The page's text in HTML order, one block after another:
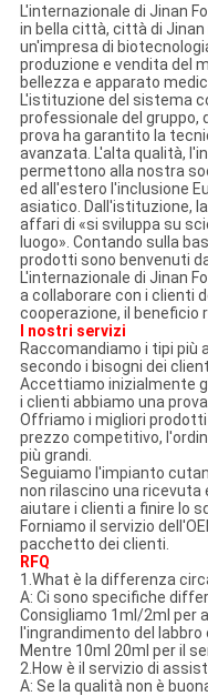
L'internazionale di Jinan
in bella città, città di Jinan
un'impresa di
produzione e vendita del
bellezza e apparato
L'istituzione del sistema
professionale del gruppo,
prova ha garantito la
avanzata. L'alta qualità,
permettono alla nostra
ed all'estero l'inclusione
asiatico. Dall'istituzione,
affari di «si sviluppa su
luogo». Contando sulla
prodotti sono benvenuti
L'internazionale di Jinan
a collaborare con i clienti
cooperazione, il beneficio
I nostri servizi
Raccomandiamo i tipi più
secondo i bisogni dei
Accettiamo inizialmente
i clienti abbiamo una
Offriamo i migliori prodotti
prezzo competitivo,
più grandi.
Seguiamo l'impianto
non rilascino una
aiutare i clienti a finire lo
Forniamo il servizio
pacchetto dei clienti.
RFQ
1.What è la differenza
A: Ci sono specifiche
Consigliamo 1ml/2ml per
l'ingrandimento del labbro
Mentre 10ml 20ml per il
2.How è il servizio di
A: Se la qualità non è